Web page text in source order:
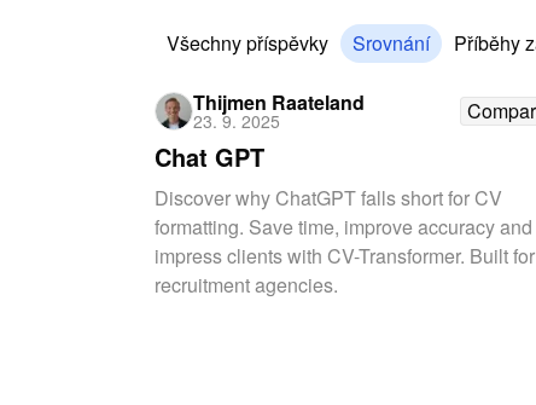
Všechny příspěvky Srovnání Příběhy
Thijmen Raateland
23. 9. 2025
Chat GPT
Discover why ChatGPT falls short for CV
formatting. Save time, improve accuracy and
impress clients with CV-Transformer. Built for
recruitment agencies.